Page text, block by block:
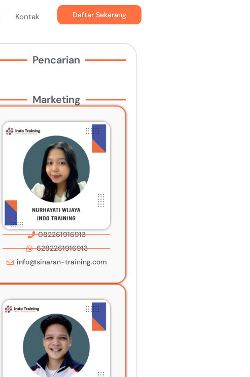
Kontak Daftar Sekarang
Pencarian
Marketing
082261916913
6282261916913
info@sinaran-training.com